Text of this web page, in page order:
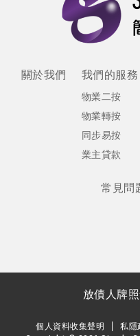
關於我們 我們的服務
物業二按
物業轉按
同步易按
業主貸款
常見問
放債人牌
個人資料收集聲明 私隱